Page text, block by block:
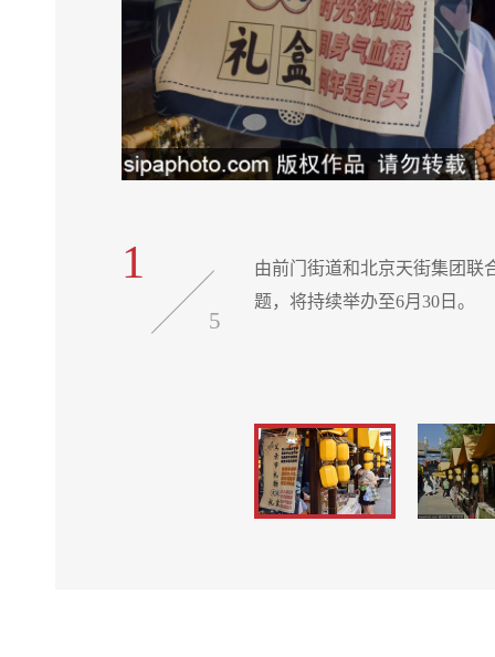
1
5
由前门街道和北京天街集团联
题，将持续举办至6月30日。